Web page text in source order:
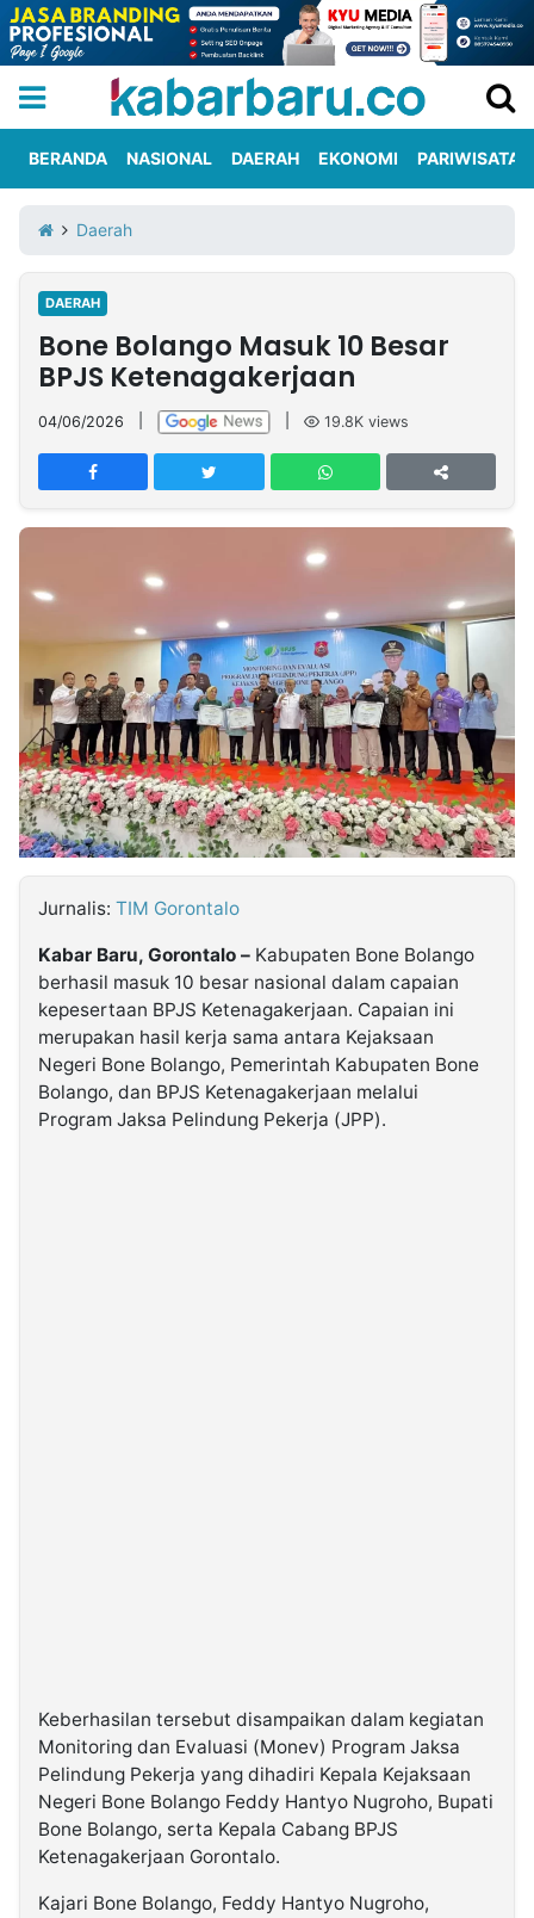
Iklan
Berita
Kami
Nasional
International
Olahraga
Entertainment
Daerah
Pariwisata
Kuliner
Kolom
Network
PT
TREETAN
MULTIMEDIA
Partner
Insight
NTB
Suara
Time
Lens
IDN
Daily
Jogja
Jalan
Rakyat
Idealita
News
Kita
Notice
Dinamikapost.com
Radar
Baru
Seedbacklink
Follow
Kabarbaru
BERANDA NASIONAL DAERAH EKONOMI PARIWISATA
Daerah
DAERAH
Bone Bolango Masuk 10 Besar
BPJS Ketenagakerjaan
04/06/2026 19.8K views
Jurnalis: TIM Gorontalo
Kabar Baru, Gorontalo – Kabupaten Bone Bolango
berhasil masuk 10 besar nasional dalam capaian
kepesertaan BPJS Ketenagakerjaan. Capaian ini
merupakan hasil kerja sama antara Kejaksaan
Negeri Bone Bolango, Pemerintah Kabupaten Bone
Bolango, dan BPJS Ketenagakerjaan melalui
Program Jaksa Pelindung Pekerja (JPP).
Keberhasilan tersebut disampaikan dalam kegiatan
Monitoring dan Evaluasi (Monev) Program Jaksa
Pelindung Pekerja yang dihadiri Kepala Kejaksaan
Negeri Bone Bolango Feddy Hantyo Nugroho, Bupati
Bone Bolango, serta Kepala Cabang BPJS
Ketenagakerjaan Gorontalo.
Kajari Bone Bolango, Feddy Hantyo Nugroho,